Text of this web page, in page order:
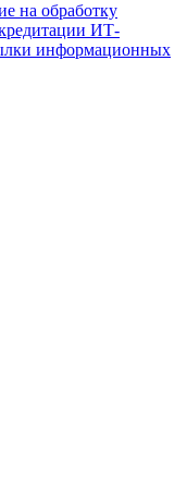
на обработку
ИТ-
информационных